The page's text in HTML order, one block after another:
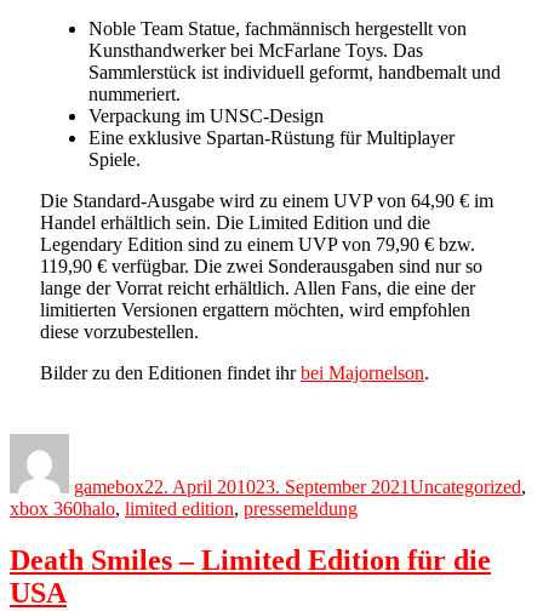
Noble Team Statue, fachmännisch hergestellt von
Kunsthandwerker bei McFarlane Toys. Das
Sammlerstück ist individuell geformt, handbemalt und
nummeriert.
Verpackung im UNSC-Design
Eine exklusive Spartan-Rüstung für Multiplayer
Spiele.
Die Standard-Ausgabe wird zu einem UVP von 64,90 € im
Handel erhältlich sein. Die Limited Edition und die
Legendary Edition sind zu einem UVP von 79,90 € bzw.
119,90 € verfügbar. Die zwei Sonderausgaben sind nur so
lange der Vorrat reicht erhältlich. Allen Fans, die eine der
limitierten Versionen ergattern möchten, wird empfohlen
diese vorzubestellen.
Bilder zu den Editionen findet ihrbei Majornelson.
gamebox22. April 201023. September 2021Uncategorized,
xbox 360Tags
halo, limited edition, pressemeldung
Death Smiles – Limited Edition für die
USA